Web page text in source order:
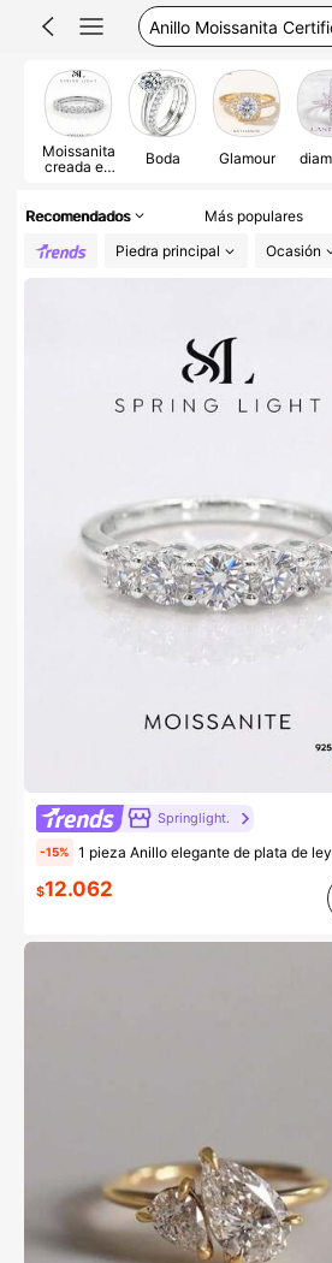
Anillo Moissanita
Anillos De Plata 925
Anillo De Compromiso
Moissanite
Moissanita
creada en
Boda Glamour
Recomendados Más populares
Piedra principal
Ocasión
Springlight.
-15% 1 pieza Anillo elegante de plata de ley 925 con forma de corazón y 5 diamantes de moissanita (piedra principal de 0.1ct) adecuado para que las mujeres lo
$12.062